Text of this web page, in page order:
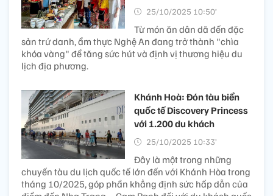
25/10/2025 10:50’
Từ món ăn dân dã đến đặc
sản trứ danh, ẩm thực Nghệ An đang trở thành "chìa
khóa vàng" để tăng sức hút và định vị thương hiệu du
lịch địa phương.
Khánh Hoà: Đón tàu biển
quốc tế Discovery Princess
với 1.200 du khách
25/10/2025 10:33’
Đây là một trong những
chuyến tàu du lịch quốc tế lớn đến với Khánh Hòa trong
tháng 10/2025, góp phần khẳng định sức hấp dẫn của